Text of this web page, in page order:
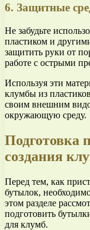
6. Защитные
Не забудьте
пластиком и
защитить руки от
работе с острыми
Используя эти
клумбы из
своим внешним
окружающую среду.
Подготовка
создания
Перед тем, как
бутылок,
этом разделе
подготовить
для клумб.